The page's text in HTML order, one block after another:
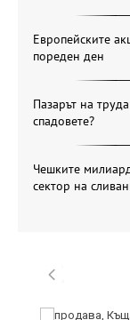
Европейските
пореден ден
Пазарът на
спадовете?
Чешките
сектор на